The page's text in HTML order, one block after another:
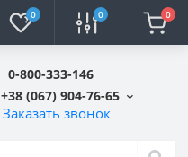
0 0 0
0-800-333-146
+38 (067) 904-76-65
Заказать звонок